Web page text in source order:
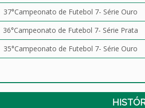
37°Campeonato de Futebol 7- Série Ouro
36°Campeonato de Futebol 7- Série Prata
35°Campeonato de Futebol 7- Série Ouro